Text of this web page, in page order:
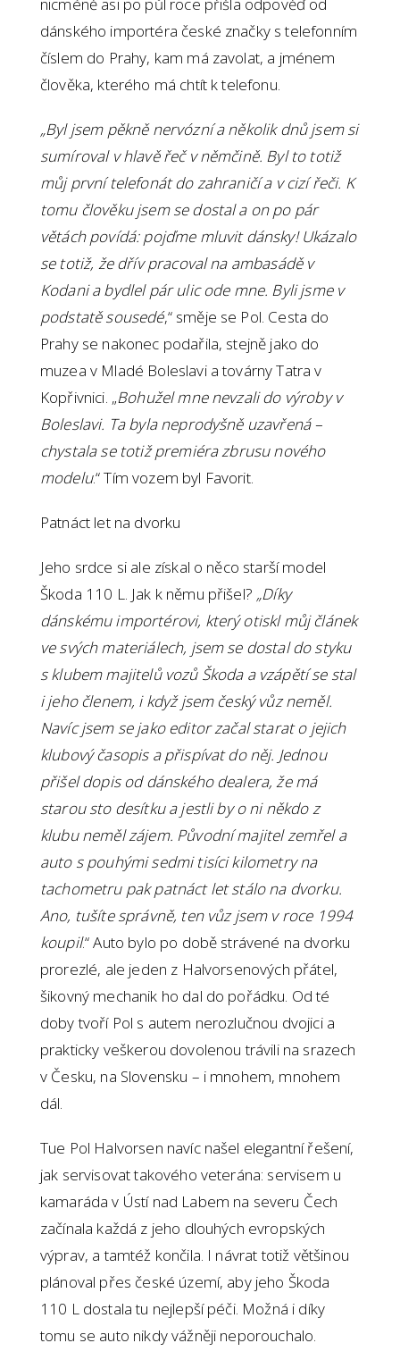
dánského importéra české značky s telefonním
číslem do Prahy, kam má zavolat, a jménem
člověka, kterého má chtít k telefonu.
„Byl jsem pěkně nervózní a několik dnů jsem si
sumíroval v hlavě řeč v němčině. Byl to totiž
můj první telefonát do zahraničí a v cizí řeči. K
tomu člověku jsem se dostal a on po pár
větách povídá: pojďme mluvit dánsky! Ukázalo
se totiž, že dřív pracoval na ambasádě v
Kodani a bydlel pár ulic ode mne. Byli jsme v
podstatě sousedé,“ směje se Pol. Cesta do
Prahy se nakonec podařila, stejně jako do
muzea v Mladé Boleslavi a továrny Tatra v
Kopřivnici. „Bohužel mne nevzali do výroby v
Boleslavi. Ta byla neprodyšně uzavřená –
chystala se totiž premiéra zbrusu nového
modelu.“ Tím vozem byl Favorit.
Patnáct let na dvorku
Jeho srdce si ale získal o něco starší model
Škoda 110 L. Jak k němu přišel? „Díky
dánskému importérovi, který otiskl můj článek
ve svých materiálech, jsem se dostal do styku
s klubem majitelů vozů Škoda a vzápětí se stal
i jeho členem, i když jsem český vůz neměl.
Navíc jsem se jako editor začal starat o jejich
klubový časopis a přispívat do něj. Jednou
přišel dopis od dánského dealera, že má
starou sto desítku a jestli by o ni někdo z
klubu neměl zájem. Původní majitel zemřel a
auto s pouhými sedmi tisíci kilometry na
tachometru pak patnáct let stálo na dvorku.
Ano, tušíte správně, ten vůz jsem v roce 1994
koupil.“ Auto bylo po době strávené na dvorku
prorezlé, ale jeden z Halvorsenových přátel,
šikovný mechanik ho dal do pořádku. Od té
doby tvoří Pol s autem nerozlučnou dvojici a
prakticky veškerou dovolenou trávili na srazech
v Česku, na Slovensku – i mnohem, mnohem
dál.
Tue Pol Halvorsen navíc našel elegantní řešení,
jak servisovat takového veterána: servisem u
kamaráda v Ústí nad Labem na severu Čech
začínala každá z jeho dlouhých evropských
výprav, a tamtéž končila. I návrat totiž většinou
plánoval přes české území, aby jeho Škoda
110 L dostala tu nejlepší péči. Možná i díky
tomu se auto nikdy vážněji neporouchalo.